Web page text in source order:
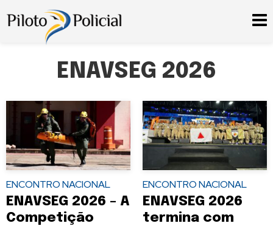
ENAVSEG 2026
ENCONTRO NACIONAL
ENAVSEG 2026 – A
Competição
ENCONTRO NACIONAL
ENAVSEG 2026
termina com